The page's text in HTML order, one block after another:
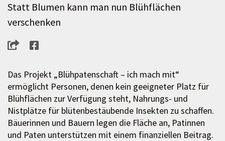
Statt Blumen kann man nun Blühflächen
verschenken
Das Projekt „Blühpatenschaft – ich mach mit“
ermöglicht Personen, denen kein geeigneter Platz für
Blühflächen zur Verfügung steht, Nahrungs- und
Nistplätze für blütenbestäubende Insekten zu schaffen.
Bäuerinnen und Bauern legen die Fläche an, Patinnen
und Paten unterstützen mit einem finanziellen Beitrag.